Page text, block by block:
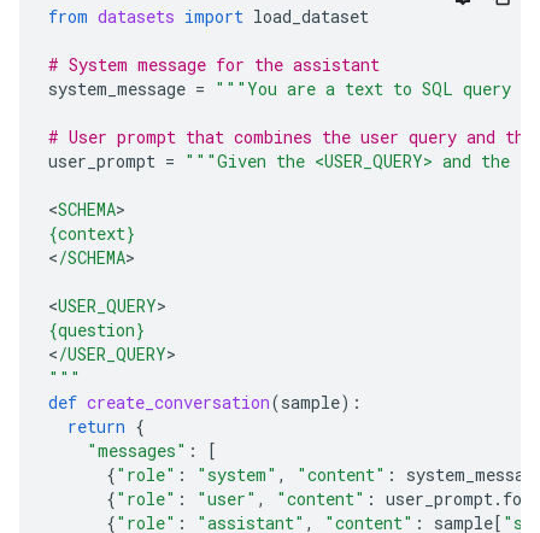
from datasets import load_dataset
# System message for the assistant
system_message = """You are a text to SQL query
# User prompt that combines the user query and the
user_prompt = """Given the <USER_QUERY> and
<SCHEMA
{context}
</SCHEMA>
<USER_QUERY
{question}
</USER_QUERY
"""
def create_conversation(sample):
return {
"messages" :
[
{"role" : "system" , "content" :
{"role" : "user" , "content" : user_prompt.
{"role" : "assistant" , "content" : sample[